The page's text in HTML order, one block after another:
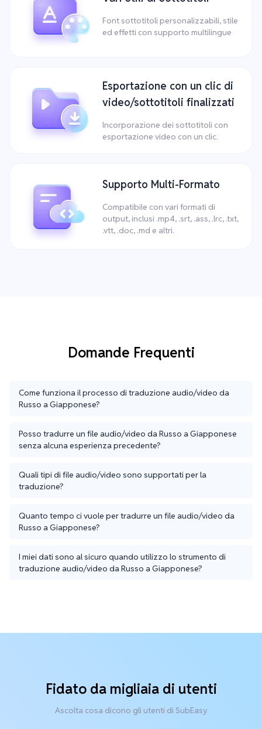
Font sottotitoli personalizzabili, stile
ed effetti con supporto multilingue
Esportazione con un clic di
video/sottotitoli finalizzati
Incorporazione dei sottotitoli con
esportazione video con un clic.
Supporto Multi-Formato
Compatibile con vari formati di
output, inclusi .mp4, .srt, .ass, .lrc, .txt,
.vtt, .doc, .md e altri.
Domande Frequenti
Come funziona il processo di traduzione audio/video da
Russo a Giapponese?
Posso tradurre un file audio/video da Russo a Giapponese
senza alcuna esperienza precedente?
Quali tipi di file audio/video sono supportati per la
traduzione?
Quanto tempo ci vuole per tradurre un file audio/video da
Russo a Giapponese?
I miei dati sono al sicuro quando utilizzo lo strumento di
traduzione audio/video da Russo a Giapponese?
Fidato da migliaia di utenti
Ascolta cosa dicono gli utenti di SubEasy